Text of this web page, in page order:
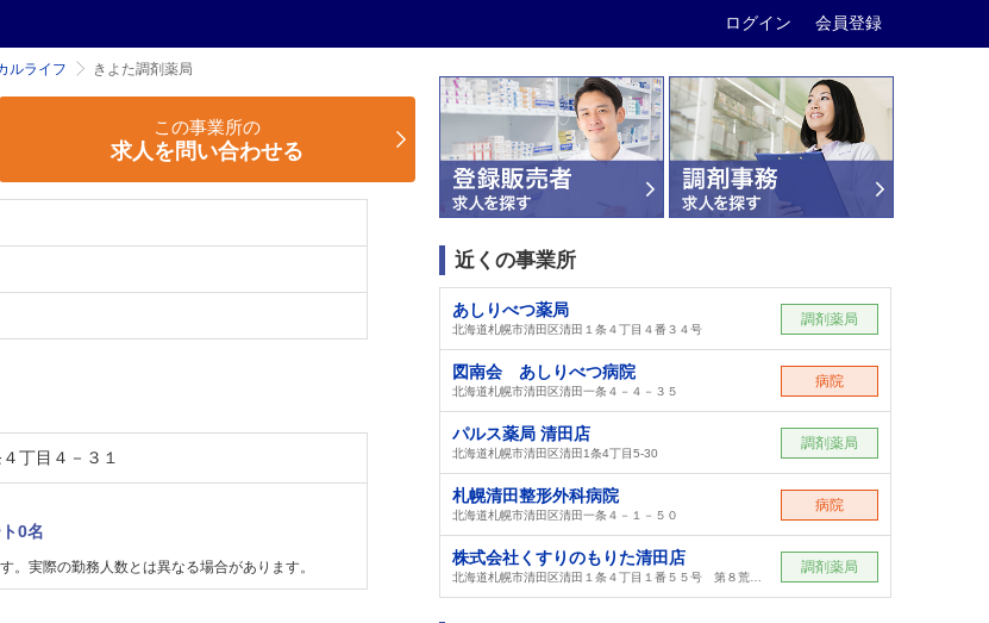
ログイン 会員登録
ルライフ きよた調剤薬局
この事業所の
求人を問い合わせる
丁目４－３１
0名
。実際の勤務人数とは異なる場合があります。
近くの事業所
あしりべつ薬局
北海道札幌市清田区清田１条４丁目４番３４号
調剤薬局
図南会 あしりべつ病院
北海道札幌市清田区清田一条４－４－３５
病院
パルス薬局 清田店
北海道札幌市清田区清田1条4丁目5-30
調剤薬局
札幌清田整形外科病院
北海道札幌市清田区清田一条４－１－５０
病院
株式会社くすりのもりた清田店 調剤薬局